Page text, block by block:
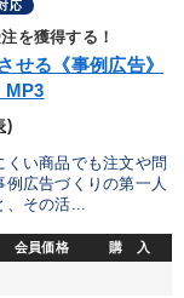
応
を獲得する！
せる《事例広告》
)
くい商品でも注文や問
広告づくりの第一人
、その活...
会員価格 購 入